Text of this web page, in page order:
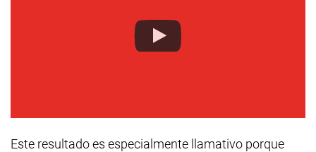
Este resultado es especialmente llamativo porque